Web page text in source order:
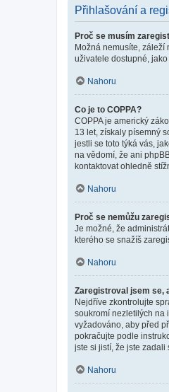
Přihlašování a
Proč se musím
Možná nemusíte, záleží
uživatele dostupné,
Nahoru
Co je to COPPA?
COPPA je americký
13 let, získaly písemný
jestli se toto týká vás,
na vědomí, že ani
kontaktovat ohledně
Nahoru
Proč se nemůžu
Je možné, že
kterého se snažíš
Nahoru
Zaregistroval jsem se,
Nejdříve zkontrolujte
soukromí nezletilých na
vyžadováno, aby před
pokračujte podle
jste si jistí, že jste zadali
Nahoru